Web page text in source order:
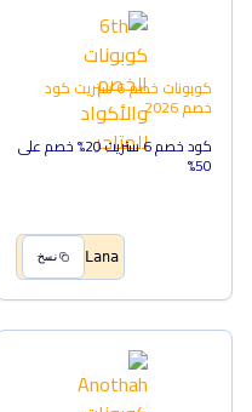
كوبونات خصم 6 ستريت كود
خصم2026
كود خصم 6 ستريت 20% خصم على
50%
Lana نسخ